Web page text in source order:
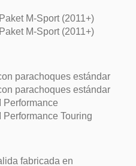
M-Sport (2011+)
M-Sport (2011+)
parachoques estándar
parachoques estándar
Performance
Touring
fabricada en